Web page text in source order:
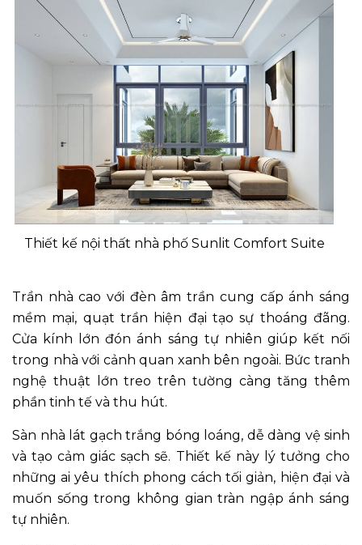
Thiết kế nội thất nhà phố Sunlit Comfort Suite
Trần nhà cao với đèn âm trần cung cấp ánh sáng
mềm mại, quạt trần hiện đại tạo sự thoáng đãng.
Cửa kính lớn đón ánh sáng tự nhiên giúp kết nối
trong nhà với cảnh quan xanh bên ngoài. Bức tranh
nghệ thuật lớn treo trên tường càng tăng thêm
phần tinh tế và thu hút.
Sàn nhà lát gạch trắng bóng loáng, dễ dàng vệ sinh
và tạo cảm giác sạch sẽ. Thiết kế này lý tưởng cho
những ai yêu thích phong cách tối giản, hiện đại và
muốn sống trong không gian tràn ngập ánh sáng
tự nhiên.